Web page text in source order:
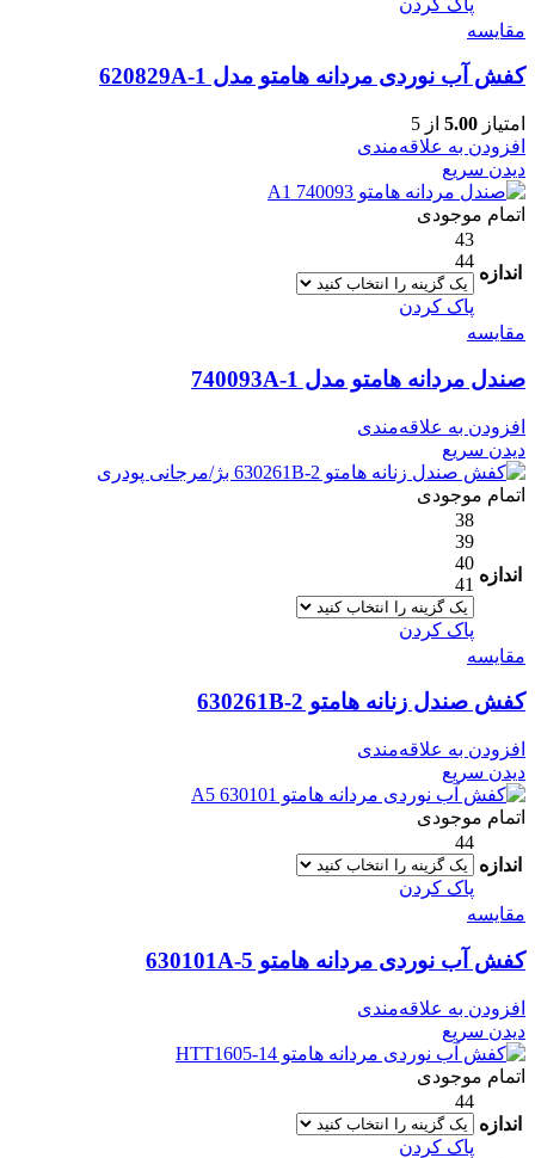
مقایسه
کفش آب نوردی مردانه هامتو مدل 620829A-1
امتیاز 5.00 از 5
افزودن به علاقه‌مندی
دیدن سریع
اتمام موجودی
اندازه
43
44
پاک کردن
مقایسه
صندل مردانه هامتو مدل 740093A-1
افزودن به علاقه‌مندی
دیدن سریع
اتمام موجودی
اندازه
38
39
40
41
پاک کردن
مقایسه
کفش صندل زنانه هامتو 630261B-2
افزودن به علاقه‌مندی
دیدن سریع
اتمام موجودی
اندازه
44
پاک کردن
مقایسه
کفش آب نوردی مردانه هامتو 630101A-5
افزودن به علاقه‌مندی
دیدن سریع
اتمام موجودی
اندازه
44
پاک کردن